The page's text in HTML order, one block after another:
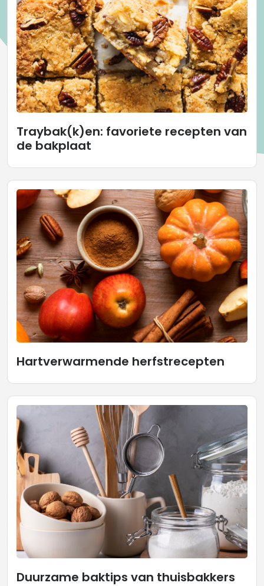
Traybak(k)en: favoriete recepten van
de bakplaat
Hartverwarmende herfstrecepten
Duurzame baktips van thuisbakkers